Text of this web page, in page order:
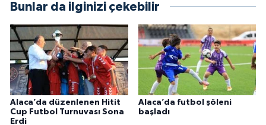
Bunlar da ilginizi çekebilir
Alaca’da düzenlenen Hitit
Cup Futbol Turnuvası Sona
Erdi
Alaca’da futbol şöleni
başladı